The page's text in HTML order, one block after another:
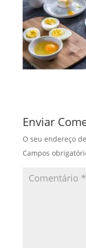
Enviar
O seu endereço
Campos